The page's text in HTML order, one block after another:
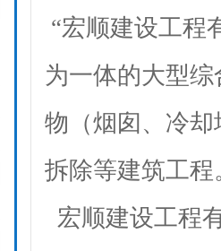
“宏顺建设工程
为一体的大型
物（烟囱、冷
拆除等建筑工程
宏顺建设工程